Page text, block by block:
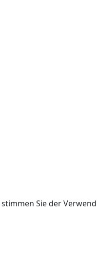
Sie der